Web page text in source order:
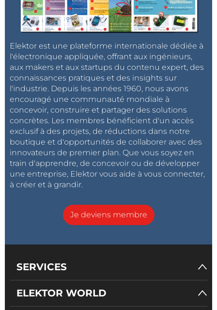
Elektor est une plateforme internationale dédiée à
l'électronique appliquée, offrant aux ingénieurs,
aux makers et aux startups du contenu expert, des
connaissances pratiques et des insights sur
l'industrie. Depuis les années 1960, nous avons
encouragé une communauté mondiale à
concevoir, construire et partager des solutions
concrètes. Les membres bénéficient d'un accès
exclusif à des projets, de réductions dans notre
boutique et d'opportunités de collaborer avec des
innovateurs de premier plan. Que vous soyez en
train d'apprendre, de concevoir ou de développer
une entreprise, Elektor vous aide à vous connecter,
à créer et à grandir.
Je deviens membre
SERVICES
ELEKTOR WORLD